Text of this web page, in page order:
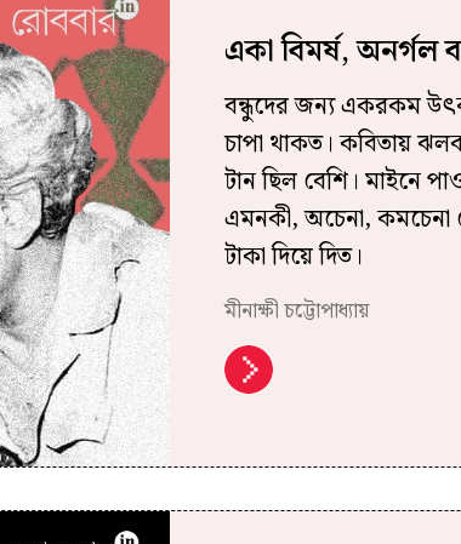
একা বিমর্ষ, অনর্গল
বন্ধুদের জন্য একরকম
চাপা থাকত। কবিতায়
টান ছিল বেশি। মাইনে
এমনকী, অচেনা,
টাকা দিয়ে দিত।
মীনাক্ষী চট্টোপাধ্যায়